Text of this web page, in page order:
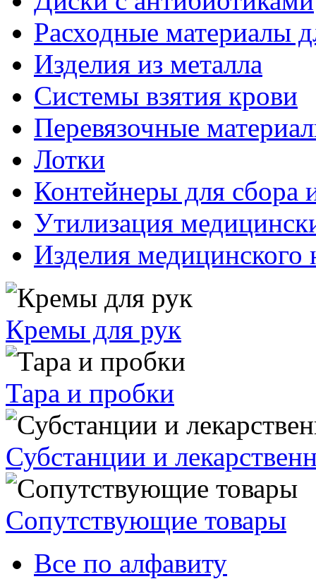
Расходные материалы
Изделия из металла
Системы взятия крови
Перевязочные
Лотки
Контейнеры для сбора
Утилизация
Изделия медицинского
Кремы для рук
Тара и пробки
Субстанции и
Сопутствующие товары
Все по алфавиту